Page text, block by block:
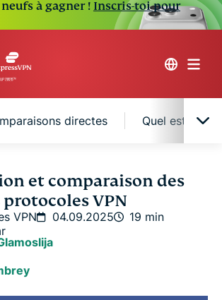
à gagner ! Inscris-toi pour
directes Quel est le
les protocoles VPN ?
protocoles VPN :
avantages et inconvénients
les protocoles VPN :
et comparaison des
VPN
VPN 04.09.2025
19 min